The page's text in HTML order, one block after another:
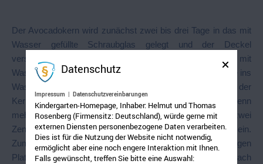
Der Avocadokern wird zunächst zwei bis drei Tage in das mit
Wasser gefüllte Schraubglas gelegt und der Deckel
verschlossen. Danach den Kern so auf ein kleines Glas mit
Wasser setzen, dass ca. ein Drittel davon am breiten Ende ins
Wasser eintaucht. Nach ungefähr drei Wochen spaltet sich der
Kern und Keimling und Wurzel sind zu erkennen. Wenn
mehrere Wurzeln zu sehen sind und der Keimling ein bis zwei
Zentimeter groß ist, pflanzen Sie ihn in einen Topf mit Erde ein.
Zum Weiterwachsen braucht das Pflänzchen einen sonnigen
Platz. Da die Avocadopflanze recht groß wird, sollte sie nach
Datenschutz
Impressum | Datenschutzvereinbarungen
Kindergarten-Homepage, Inhaber: Helmut und Thomas
Rosenberg (Firmensitz: Deutschland), würde gerne mit
externen Diensten personenbezogene Daten verarbeiten.
Dies ist für die Nutzung der Website nicht notwendig,
ermöglicht aber eine noch engere Interaktion mit Ihnen.
Falls gewünscht, treffen Sie bitte eine Auswahl: